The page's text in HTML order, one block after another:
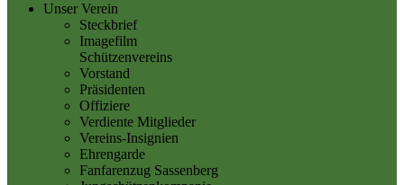
Unser Verein
Steckbrief
Imagefilm
Schützenvereins
Vorstand
Präsidenten
Offiziere
Verdiente Mitglieder
Vereins-Insignien
Ehrengarde
Fanfarenzug Sassenberg